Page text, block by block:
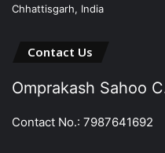
Chhattisgarh, India
Contact Us
Omprakash Sahoo
Contact No.: 7987641692